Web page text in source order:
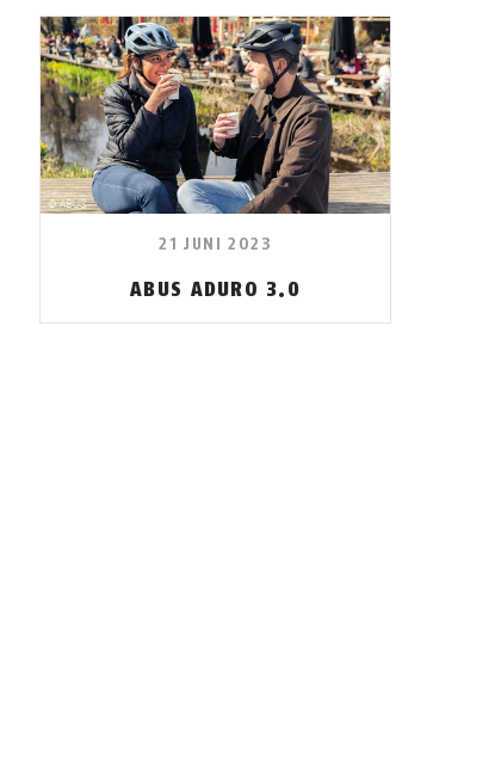
21 JUNI 2023
ABUS ADURO 3.0